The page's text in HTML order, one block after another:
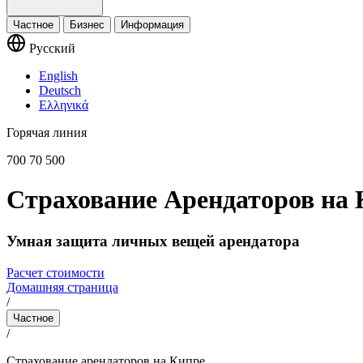
Частное Бизнес Информация
Русский
English
Deutsch
Ελληνικά
Горячая линия
700 70 500
Страхование Арендаторов на
Умная защита личных вещей арендатора
Расчет стоимости
Домашняя страница
/
Частное
/